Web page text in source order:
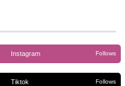
Instagram Follows
Tiktok Follows